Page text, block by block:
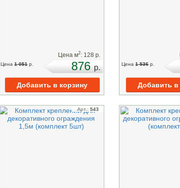
Цена м2: 128p.
Цена 1 051 p. 876p. Цена 1 536 p.
Арт.:543